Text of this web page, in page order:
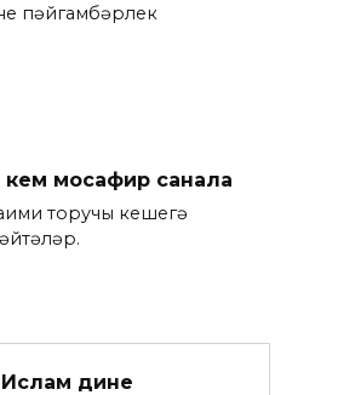
пәйгамбәрлек
мосафир санала
торучы кешегә
Ислам дине